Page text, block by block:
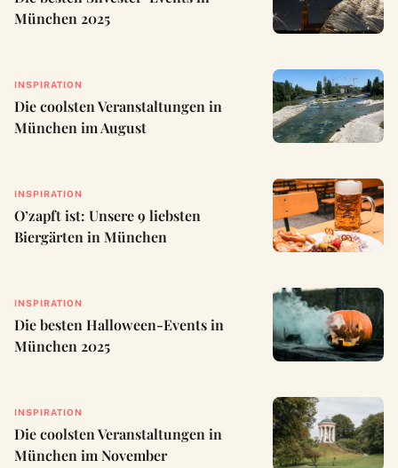
München 2025
INSPIRATION
Die coolsten Veranstaltungen in
München im August
INSPIRATION
O’zapft ist: Unsere 9 liebsten
Biergärten in München
INSPIRATION
Die besten Halloween-Events in
München 2025
INSPIRATION
Die coolsten Veranstaltungen in
München im November